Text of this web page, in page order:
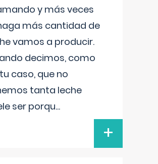
y más veces
más cantidad de
vamos a producir.
decimos, como
caso, que no
tanta leche
ser porqu...
+